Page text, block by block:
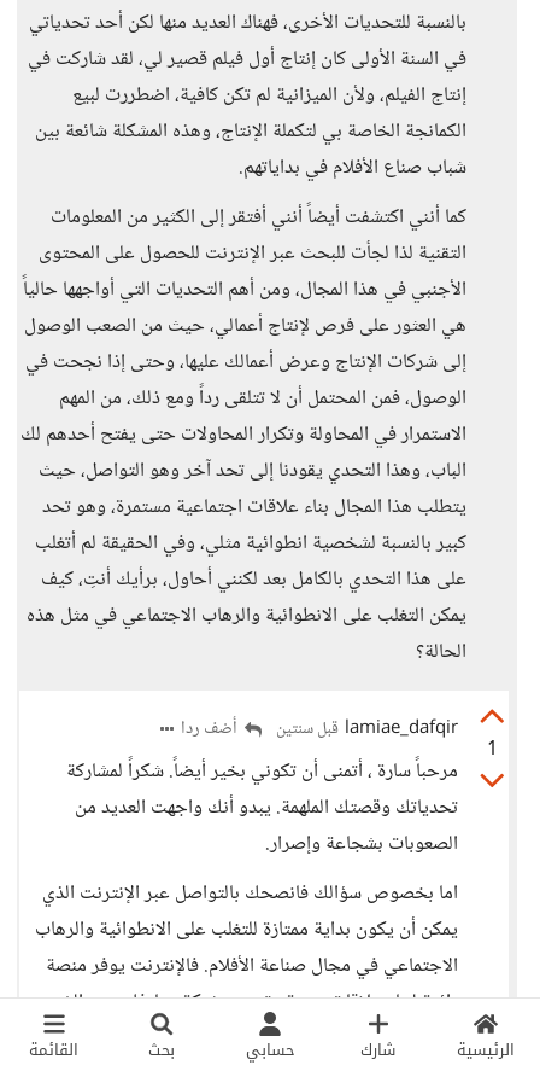
الرئيسية شارك حسابي بحث القائمة
بالنسبة للتحديات الأخرى، فهناك العديد منها لكن أحد تحدياتي
في السنة الأولى كان إنتاج أول فيلم قصير لي، لقد شاركت في
إنتاج الفيلم، ولأن الميزانية لم تكن كافية، اضطررت لبيع
الكمانجة الخاصة بي لتكملة الإنتاج، وهذه المشكلة شائعة بين
شباب صناع الأفلام في بداياتهم.
كما أنني اكتشفت أيضاً أنني أفتقر إلى الكثير من المعلومات
التقنية لذا لجأت للبحث عبر الإنترنت للحصول على المحتوى
الأجنبي في هذا المجال، ومن أهم التحديات التي أواجهها حالياً
هي العثور على فرص لإنتاج أعمالي، حيث من الصعب الوصول
إلى شركات الإنتاج وعرض أعمالك عليها، وحتى إذا نجحت في
الوصول، فمن المحتمل أن لا تتلقى رداً ومع ذلك، من المهم
الاستمرار في المحاولة وتكرار المحاولات حتى يفتح أحدهم لك
الباب، وهذا التحدي يقودنا إلى تحد آخر وهو التواصل، حيث
يتطلب هذا المجال بناء علاقات اجتماعية مستمرة، وهو تحد
كبير بالنسبة لشخصية انطوائية مثلي، وفي الحقيقة لم أتغلب
على هذا التحدي بالكامل بعد لكنني أحاول، برأيك أنتِ، كيف
يمكن التغلب على الانطوائية والرهاب الاجتماعي في مثل هذه
الحالة؟
1
lamiae_dafqir قبل سنتين أضف ردا
مرحباً سارة ، أتمنى أن تكوني بخير أيضاً. شكراً لمشاركة
تحدياتك وقصتك الملهمة. يبدو أنك واجهت العديد من
الصعوبات بشجاعة وإصرار.
اما بخصوص سؤالك فانصحك بالتواصل عبر الإنترنت الذي
يمكن أن يكون بداية ممتازة للتغلب على الانطوائية والرهاب
الاجتماعي في مجال صناعة الأفلام. فالإنترنت يوفر منصة
رائعة لبناء علاقات مهنية وتوسيع شبكة معارفك دون الشعور
بالضغط الاجتماعي المباشر. يمكنك الانضمام إلى مجموعات